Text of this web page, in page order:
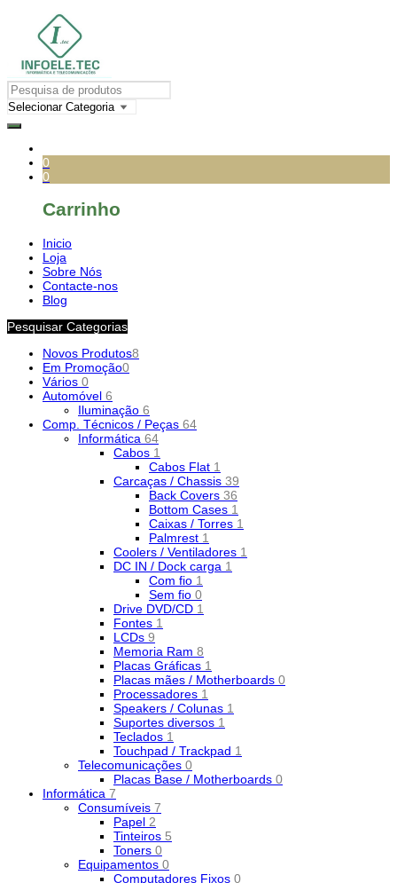
0
0
Carrinho
Inicio
Loja
Sobre Nós
Contacte-nos
Blog
Pesquisar Categorias
Novos Produtos8
Em Promoção0
Vários 0
Automóvel 6
Iluminação 6
Comp. Técnicos / Peças 64
Informática 64
Cabos 1
Cabos Flat 1
Carcaças / Chassis 39
Back Covers 36
Bottom Cases 1
Caixas / Torres 1
Palmrest 1
Coolers / Ventiladores 1
DC IN / Dock carga 1
Com fio 1
Sem fio 0
Drive DVD/CD 1
Fontes 1
LCDs 9
Memoria Ram 8
Placas Gráficas 1
Placas mães / Motherboards 0
Processadores 1
Speakers / Colunas 1
Suportes diversos 1
Teclados 1
Touchpad / Trackpad 1
Telecomunicações 0
Placas Base / Motherboards 0
Informática 7
Consumíveis 7
Papel 2
Tinteiros 5
Toners 0
Equipamentos 0
Computadores Fixos 0